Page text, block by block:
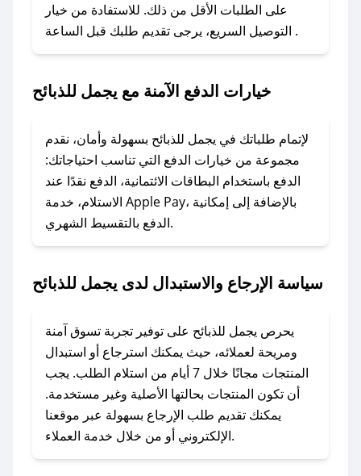
### كيفية استخدام كود خصم يجمل للذبائح؟
1. انسخ كود الخصم من تطبيق صحصح.
2. الصقه في خانة الدفع عند التسوق من يجمل
لا تقلق! يمكنك التواصل مع فريق دعم صحصح عبر
الرسائل الخاصة على تويتر أو البريد الإلكتروني،
وسنقوم بحل المشكلة في أسرع وقت ممكن.
### ماذا أفعل إذا لم أجد كود خصم لمتجري
المفضل؟
مراسلتنا مباشرة وسنعمل على توفير الكوبونات في
### كيف تحصل على كوبونات خصم حصرية من
يجمل للذبائح؟
للحصول على كوبونات وخصومات حصرية، قم بما
يلي:
- اضغط على أيقونة متابعة لمتجر يجمل للذبائح في
على الطلبات الأقل من ذلك. للاستفادة من خيار
التوصيل السريع، يرجى تقديم طلبك قبل الساعة .
خيارات الدفع الآمنة مع يجمل للذبائح
لإتمام طلباتك في يجمل للذبائح بسهولة وأمان، نقدم
مجموعة من خيارات الدفع التي تناسب احتياجاتك:
الدفع باستخدام البطاقات الائتمانية، الدفع نقدًا عند
الاستلام، خدمة Apple Pay، بالإضافة إلى إمكانية
الدفع بالتقسيط الشهري.
سياسة الإرجاع والاستبدال لدى يجمل للذبائح
يحرص يجمل للذبائح على توفير تجربة تسوق آمنة
ومريحة لعملائه، حيث يمكنك استرجاع أو استبدال
المنتجات مجانًا خلال 7 أيام من استلام الطلب. يجب
أن تكون المنتجات بحالتها الأصلية وغير مستخدمة.
يمكنك تقديم طلب الإرجاع بسهولة عبر موقعنا
الإلكتروني أو من خلال خدمة العملاء.